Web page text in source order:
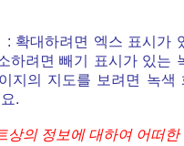
: 확대하려면 엑스 표시가
하려면 빼기 표시가 있는
지의 지도를 보려면 녹색
.
상의 정보에 대하여 어떠